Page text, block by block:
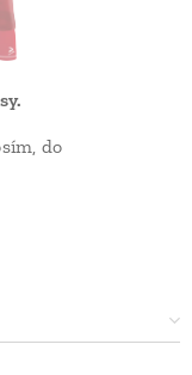
do